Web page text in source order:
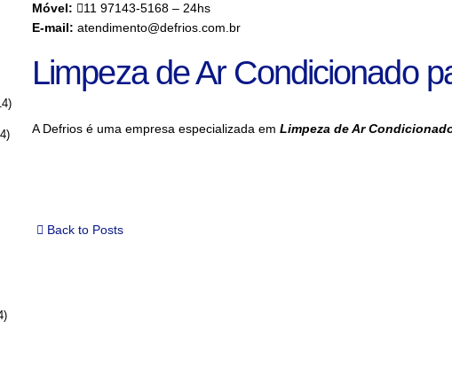
Móvel:
11 97143-5168 – 24hs
E-mail: atendimento@defrios.com.br
Limpeza de Ar Condicionado
A Defrios é uma empresa especializada em Limpeza de Ar
Back to Posts